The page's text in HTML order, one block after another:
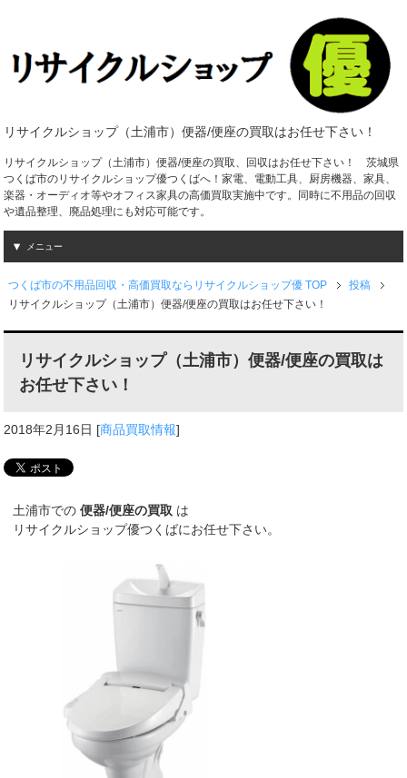
リサイクルショップ（土浦市）便器/便座の買取はお任せ下さい！
リサイクルショップ（土浦市）便器/便座の買取、回収はお任せ下さい！ 茨城県
つくば市のリサイクルショップ優つくばへ！家電、電動工具、厨房機器、家具、
楽器・オーディオ等やオフィス家具の高価買取実施中です。同時に不用品の回収
や遺品整理、廃品処理にも対応可能です。
メニュー
つくば市の不用品回収・高価買取ならリサイクルショップ優 TOP
投稿
リサイクルショップ（土浦市）便器/便座の買取はお任せ下さい！
リサイクルショップ（土浦市）便器/便座の買取は
お任せ下さい！
2018年2月16日 [商品買取情報]
土浦市での 便器/便座の買取 は
リサイクルショップ優つくばにお任せ下さい。